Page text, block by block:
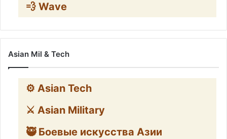
💨 Wave
Asian Mil & Tech
⚙️ Asian Tech
⚔️ Asian Military
🥷 Боевые искусства Азии